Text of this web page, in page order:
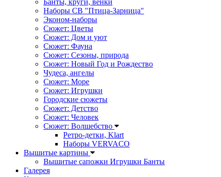
Банты, круги, венки
Наборы СВ "Птица-Зарница"
Эконом-наборы
Сюжет: Цветы
Сюжет: Дом и уют
Сюжет: Фауна
Сюжет: Сезоны, природа
Сюжет: Новый Год и Рождество
Чудеса, ангелы
Сюжет: Море
Сюжет: Игрушки
Городские сюжеты
Сюжет: Детство
Сюжет: Человек
Сюжет: Волшебство
Ретро-детки, Klart
Наборы VERVACO
Вышитые картины
Вышитые сапожки Игрушки Банты
Галерея